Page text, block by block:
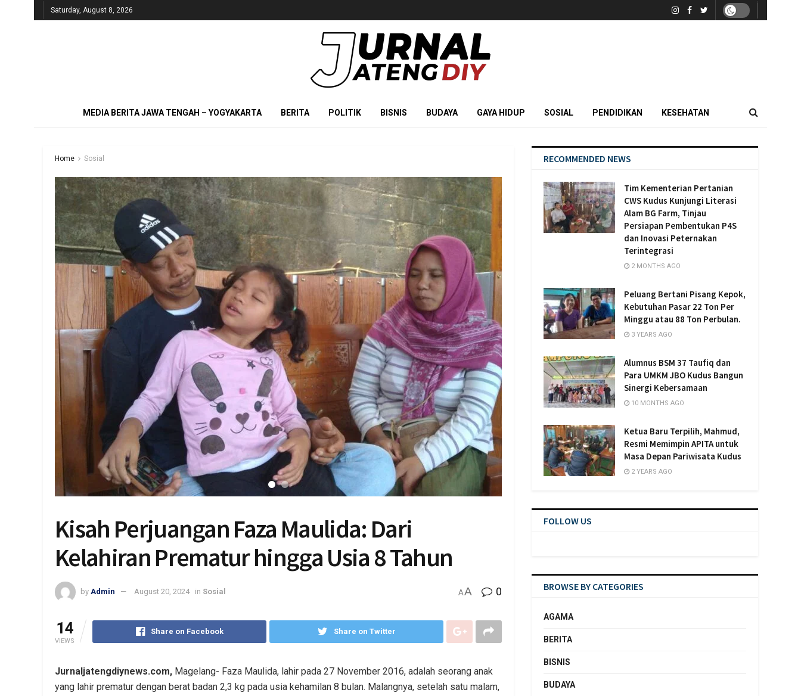
Saturday, August 8, 2026
MEDIA BERITA JAWA TENGAH – YOGYAKARTA BERITA POLITIK BISNIS BUDAYA GAYA HIDUP SOSIAL PENDIDIKAN KESEHATAN
Home Sosial
Kisah Perjuangan Faza Maulida: Dari
Kelahiran Prematur hingga Usia 8 Tahun
by Admin August 20, 2024 in Sosial AA 0
14
VIEWS
Share on Facebook Share on Twitter
Jurnaljatengdiynews.com, Magelang- Faza Maulida, lahir pada 27 November 2016, adalah seorang anak
yang lahir prematur dengan berat badan 2,3 kg pada usia kehamilan 8 bulan. Malangnya, setelah satu malam,
RECOMMENDED NEWS
Tim Kementerian Pertanian
CWS Kudus Kunjungi Literasi
Alam BG Farm, Tinjau
Persiapan Pembentukan P4S
dan Inovasi Peternakan
Terintegrasi
2 MONTHS AGO
Peluang Bertani Pisang Kepok,
Kebutuhan Pasar 22 Ton Per
Minggu atau 88 Ton Perbulan.
3 YEARS AGO
Alumnus BSM 37 Taufiq dan
Para UMKM JBO Kudus Bangun
Sinergi Kebersamaan
10 MONTHS AGO
Ketua Baru Terpilih, Mahmud,
Resmi Memimpin APITA untuk
Masa Depan Pariwisata Kudus
2 YEARS AGO
FOLLOW US
BROWSE BY CATEGORIES
AGAMA
BERITA
BISNIS
BUDAYA